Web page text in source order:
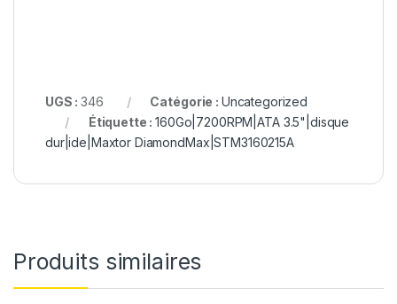
UGS :346 Catégorie : Uncategorized
Étiquette :160Go|7200RPM|ATA 3.5"|disque
dur|ide|Maxtor DiamondMax|STM3160215A
Produits similaires